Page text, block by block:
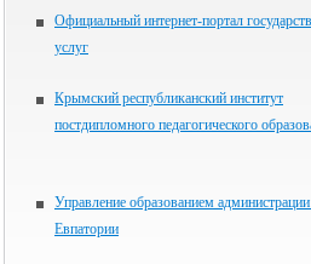
Официальный интернет-портал
услуг
Крымский республиканский институт
постдипломного педагогического
Управление образованием
Евпатории